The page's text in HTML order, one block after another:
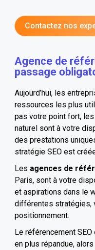
Contactez nos
Agence de
passage
Aujourd’hui, les
ressources les plus
pas votre point fort,
naturel sont à votre
des prestations
stratégie SEO est
Les agences de
Paris, sont à votre
et aspirations dans le
différentes stratégies,
positionnement.
Le référencement
en plus répandue,